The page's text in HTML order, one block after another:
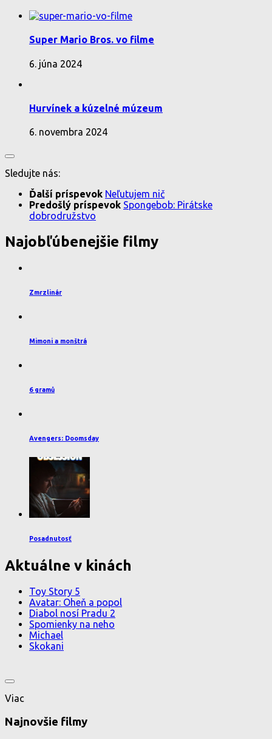
Super Mario Bros. vo filme
6. júna 2024
Hurvínek a kúzelné múzeum
6. novembra 2024
Sledujte nás:
Ďalší príspevok Neľutujem nič
Predošlý príspevok Spongebob: Pirátske
dobrodružstvo
Najobľúbenejšie filmy
Zmrzlinár
Mimoni a monštrá
6 gramů
Avengers: Doomsday
Posadnutosť
Aktuálne v kinách
Toy Story 5
Avatar: Oheň a popol
Diabol nosí Pradu 2
Spomienky na neho
Michael
Skokani
Viac
Najnovšie filmy